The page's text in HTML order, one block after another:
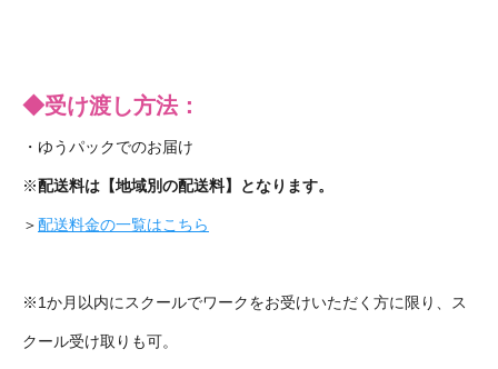
◆受け渡し方法：
・ゆうパックでのお届け
※配送料は【地域別の配送料】となります。
＞配送料金の一覧はこちら
※1か月以内にスクールでワークをお受けいただく方に限り、ス
クール受け取りも可。